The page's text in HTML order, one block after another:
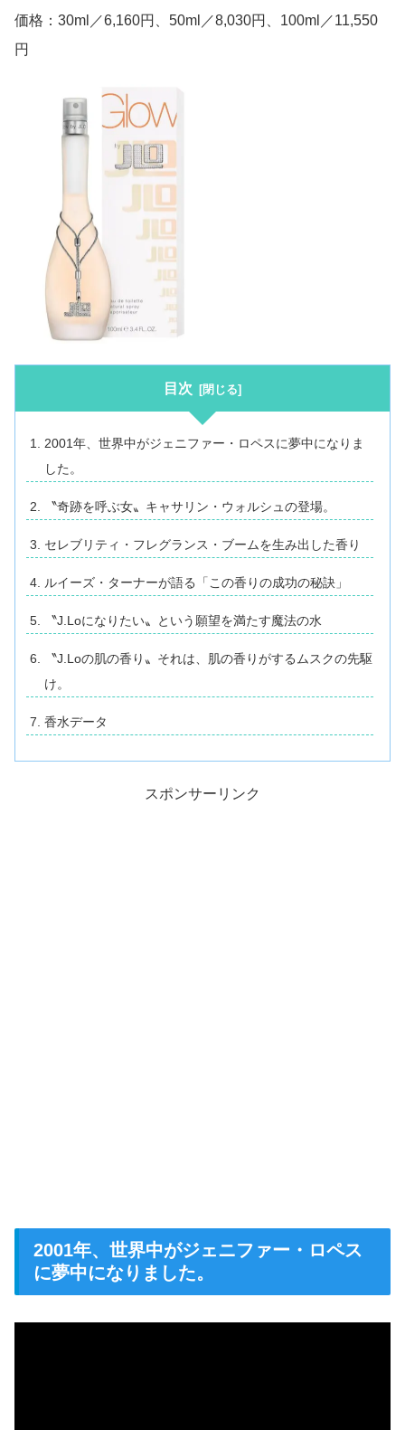
価格：30ml／6,160円、50ml／8,030円、100ml／11,550
円
目次
2001年、世界中がジェニファー・ロペスに夢中になりま
した。
〝奇跡を呼ぶ女〟キャサリン・ウォルシュの登場。
セレブリティ・フレグランス・ブームを生み出した香り
ルイーズ・ターナーが語る「この香りの成功の秘訣」
〝J.Loになりたい〟という願望を満たす魔法の水
〝J.Loの肌の香り〟それは、肌の香りがするムスクの先駆
け。
香水データ
スポンサーリンク
2001年、世界中がジェニファー・ロペス
に夢中になりました。